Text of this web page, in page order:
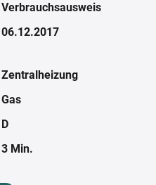
Verbrauchsausweis
06.12.2017
Zentralheizung
Gas
D
3 Min.